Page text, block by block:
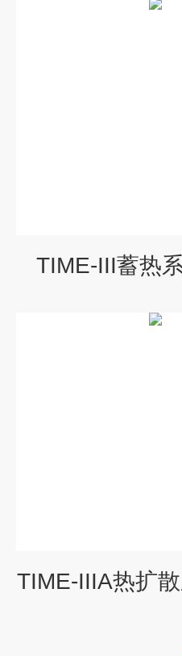
TIME-III蓄热
TIME-IIIA热扩